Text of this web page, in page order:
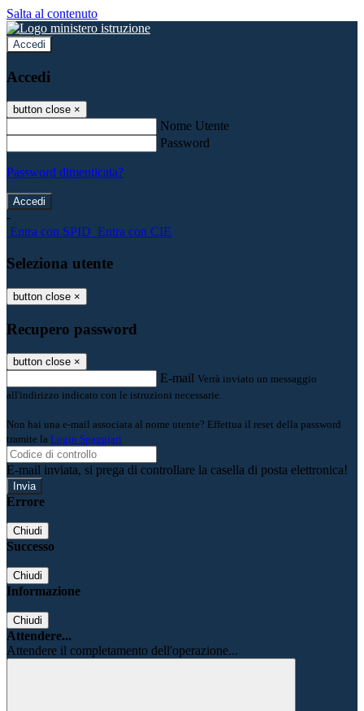
Salta al contenuto
Accedi
Accedi
button close ×
Nome Utente
Password
Password dimenticata?
-
Entra con SPID Entra con CIE
Seleziona utente
button close ×
Recupero password
button close ×
E-mail Verrà inviato un messaggio
all'indirizzo indicato con le istruzioni necessarie.
Non hai una e-mail associata al nome utente? Effettua il reset della password
tramite la Login Spaggiari
E-mail inviata, si prega di controllare la casella di posta elettronica!
Errore
Chiudi
Successo
Chiudi
Informazione
Chiudi
Attendere...
Attendere il completamento dell'operazione...